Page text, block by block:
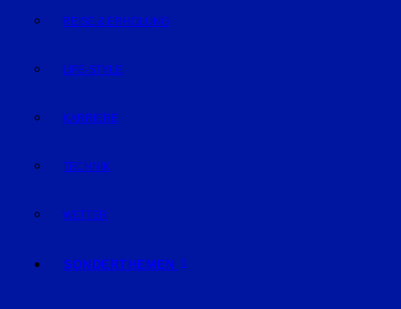
REISE & ERHOLUNG
LIFE-STYLE
KARRIERE
TECHNIK
WETTER
SONDERTHEMEN